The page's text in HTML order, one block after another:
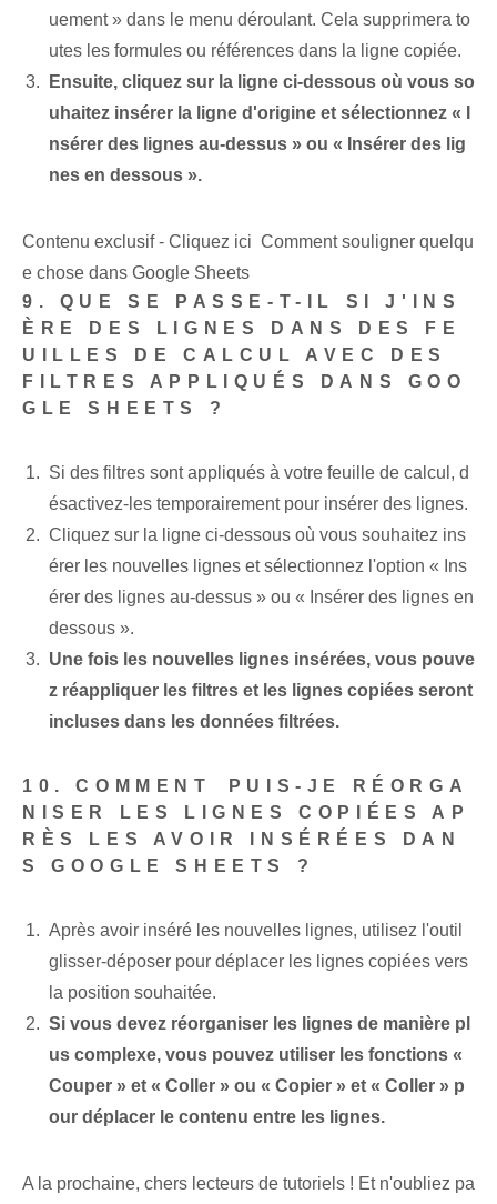
uement » dans le menu déroulant. Cela supprimera to
utes les formules ou références dans la ligne copiée.
Ensuite, cliquez sur la ligne ci-dessous où vous so
uhaitez insérer la ligne d'origine et sélectionnez « I
nsérer des lignes au-dessus » ou « Insérer des lig
nes en dessous ».
Contenu exclusif - Cliquez ici Comment souligner quelqu
e chose dans Google Sheets
9. QUE SE PASSE-T-IL SI J'INS
ÈRE DES LIGNES DANS DES FE
UILLES DE CALCUL AVEC DES
FILTRES APPLIQUÉS DANS GOO
GLE SHEETS ?
Si des filtres sont appliqués à votre feuille de calcul, d
ésactivez-les temporairement pour insérer des lignes.
Cliquez sur la ligne ci-dessous où vous souhaitez ins
érer les nouvelles lignes et sélectionnez l'option « Ins
érer des lignes au-dessus » ou « Insérer des lignes en
dessous ».
Une fois les nouvelles lignes insérées, vous pouve
z réappliquer les filtres et les lignes copiées seront
incluses dans les données filtrées.
10. COMMENT⁤ PUIS-JE RÉORGA
NISER LES LIGNES COPIÉES AP
RÈS LES AVOIR INSÉRÉES DAN
S GOOGLE SHEETS ?
Après avoir inséré les nouvelles lignes, utilisez l'outil
glisser-déposer pour déplacer les lignes copiées vers
la position souhaitée.
Si vous devez réorganiser les lignes de manière pl
us complexe, vous pouvez utiliser les fonctions «
Couper » et « Coller » ou « Copier » et « Coller » p
our déplacer le contenu entre les lignes.
A la prochaine, chers lecteurs de tutoriels ! Et n'oubliez pa